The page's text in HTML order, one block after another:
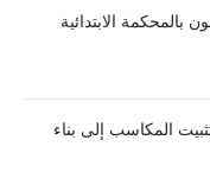
بالمحكمة الابتدائية
من تثبيت المكاسب إلى بناء